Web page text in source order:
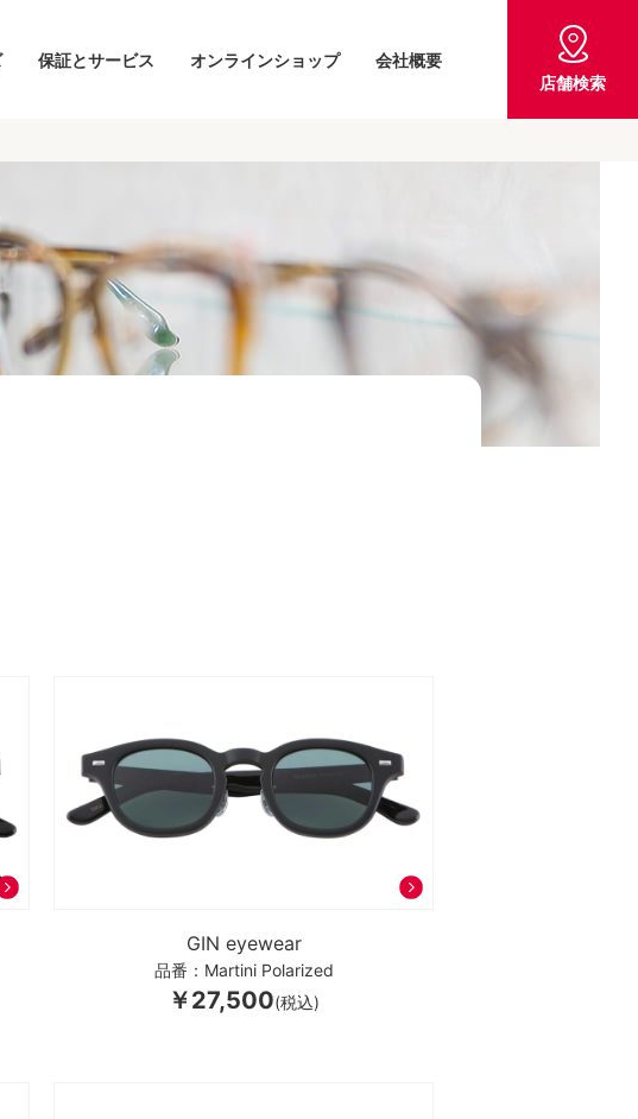
保証とサービス オンラインショップ
会社概要
店舗検索
GIN eyewear
品番：Martini Polarized
￥27,500(税込)